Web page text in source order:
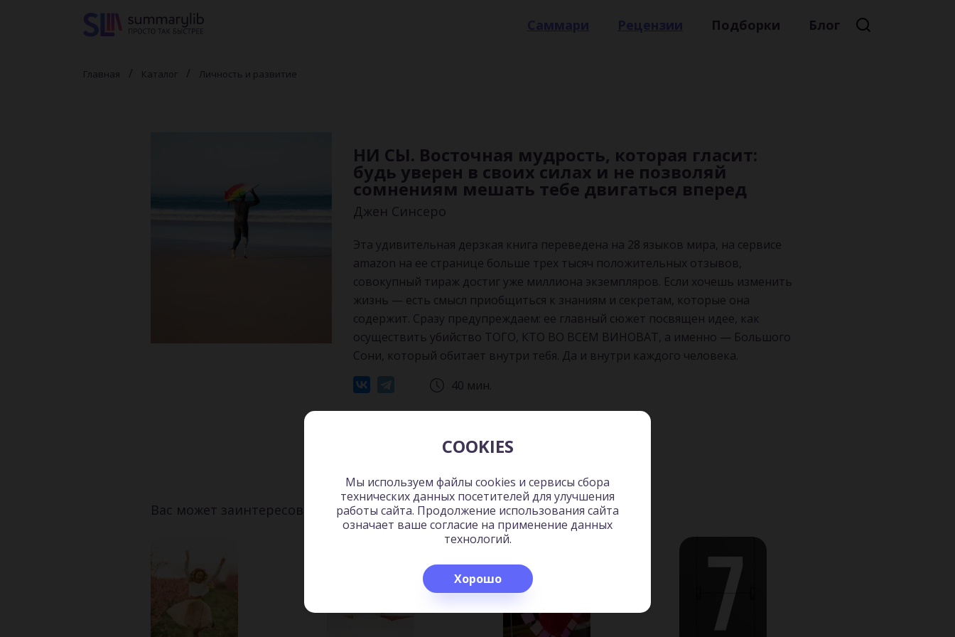
Русская литература
Книжные новинки
Подборки Блог
Главная Каталог Личность и развитие
НИ СЫ. Восточная мудрость, которая гласит:
будь уверен в своих силах и не позволяй
сомнениям мешать тебе двигаться вперед
Джен Синсеро
Эта удивительная дерзкая книга переведена на 28 языков мира, на сервисе
amazon на ее странице больше трех тысяч положительных отзывов,
совокупный тираж достиг уже миллиона экземпляров. Если хочешь изменить
жизнь — есть смысл приобщиться к знаниям и секретам, которые она
содержит. Сразу предупреждаем: ее главный сюжет посвящен идее, как
осуществить убийство ТОГО, КТО ВО ВСЕМ ВИНОВАТ, а именно — Большого
Сони, который обитает внутри тебя. Да и внутри каждого человека.
40 мин.
Слушать
Вас может заинтересовать:
COOKIES
Мы используем файлы cookies и сервисы сбора
технических данных посетителей для улучшения
работы сайта. Продолжение использования сайта
означает ваше согласие на применение данных
технологий.
Хорошо